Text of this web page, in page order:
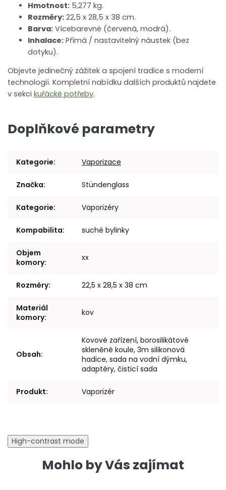
Hmotnost: 5,277 kg.
Rozměry: 22,5 x 28,5 x 38 cm.
Barva: Vícebarevné (červená, modrá).
Inhalace: Přímá / nastavitelný náustek (bez
dotyku).
Objevte jedinečný zážitek a spojení tradice s moderní
technologií. Kompletní nabídku dalších produktů najdete
v sekci kuřácké potřeby.
Doplňkové parametry
Kategorie: Vaporizace
Značka: Stündenglass
Kategorie: Vaporizéry
Kompabilita: suché bylinky
Objem
komory: xx
Rozměry: 22,5 x 28,5 x 38 cm
Materiál
komory: kov
Obsah:
Kovové zařízení, borosilikátové
skleněné koule, 3m silikonová
hadice, sada na vodní dýmku,
adaptéry, čisticí sada
Produkt: Vaporizér
High-contrast mode
Mohlo by Vás zajímat